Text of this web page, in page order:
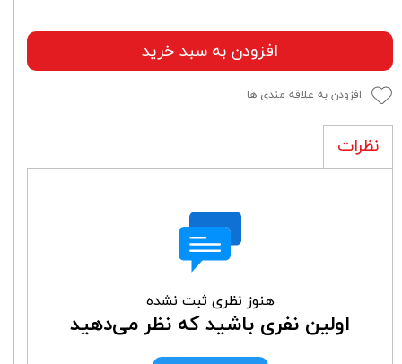
افزودن به سبد خرید
افزودن به علاقه مندی ها
نظرات
هنوز نظری ثبت نشده
اولین نفری باشید که نظر می‌دهید